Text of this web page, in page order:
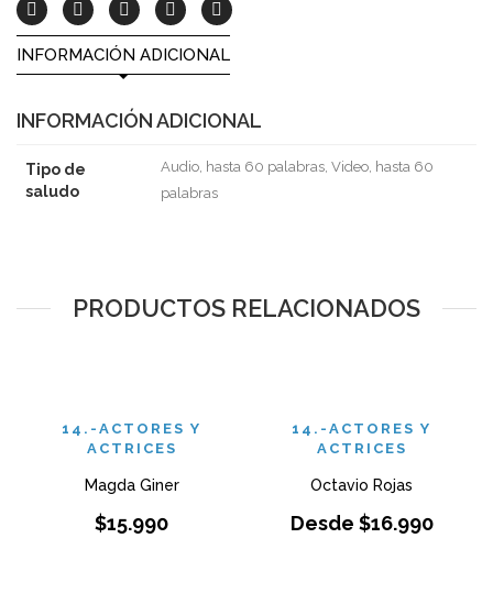
INFORMACIÓN ADICIONAL
INFORMACIÓN ADICIONAL
Tipo de
saludo
Audio, hasta 60 palabras, Video, hasta 60
palabras
PRODUCTOS RELACIONADOS
14.-ACTORES Y
ACTRICES
Magda Giner
$15.990
14.-ACTORES Y
ACTRICES
Octavio Rojas
Desde $16.990